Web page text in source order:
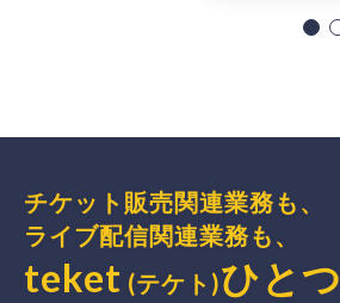
チケット販売関連業務も、
ライブ配信関連業務も、
teket (テケト)ひとつ